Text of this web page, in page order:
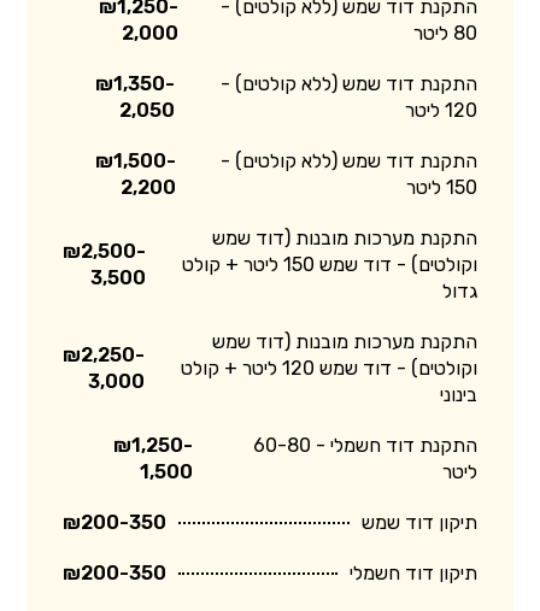
התקנת דוד שמש (ללא קולטים) -
80 ליטר
₪1,250-
2,000
התקנת דוד שמש (ללא קולטים) -
120 ליטר
₪1,350-
2,050
התקנת דוד שמש (ללא קולטים) -
150 ליטר
₪1,500-
2,200
התקנת מערכות מובנות (דוד שמש
וקולטים) - דוד שמש 150 ליטר + קולט
גדול
₪2,500-
3,500
התקנת מערכות מובנות (דוד שמש
וקולטים) - דוד שמש 120 ליטר + קולט
בינוני
₪2,250-
3,000
התקנת דוד חשמלי - 60-80
ליטר
₪1,250-
1,500
תיקון דוד שמש ₪200-350
תיקון דוד חשמלי ₪200-350